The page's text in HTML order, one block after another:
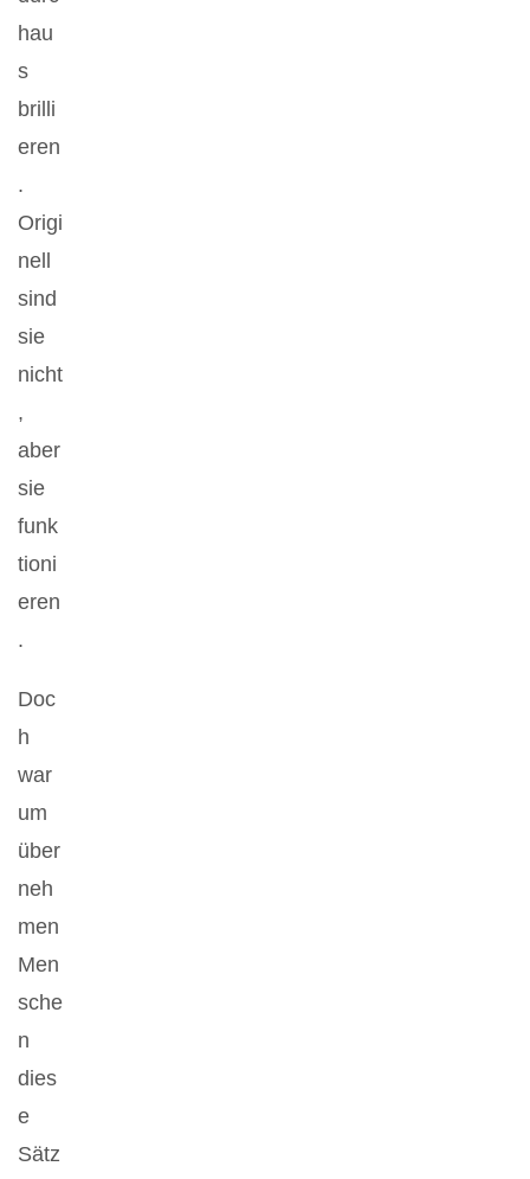
hau
s
brilli
eren
.
Origi
nell
sind
sie
nicht
,
aber
sie
funk
tioni
eren
.
Doc
h
war
um
über
neh
men
Men
sche
n
dies
e
Sätz